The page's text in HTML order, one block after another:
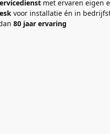
met ervaren eigen
voor installatie én in
80 jaar ervaring